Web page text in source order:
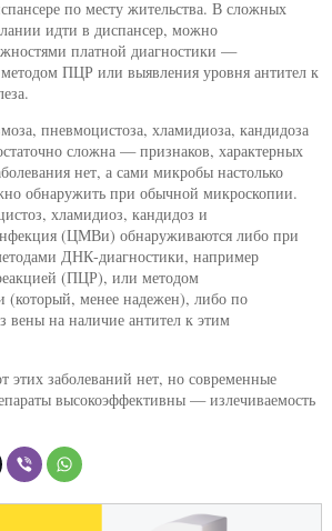
по месту жительства. В сложных
идти в диспансер, можно
платной диагностики —
ПЦР или выявления уровня антител к
пневмоцистоза, хламидиоза, кандидоза
сложна — признаков, характерных
нет, а сами микробы настолько
обнаружить при обычной микроскопии.
хламидиоз, кандидоз и
(ЦМВи) обнаруживаются либо при
ДНК-диагностики, например
(ПЦР), или методом
(который, менее надежен), либо по
вены на наличие антител к этим
этих заболеваний нет, но современные
высокоэффективны — излечиваемость